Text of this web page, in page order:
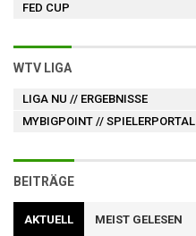
FED CUP
WTV LIGA
LIGA NU // ERGEBNISSE
MYBIGPOINT // SPIELERPORTAL
BEITRÄGE
AKTUELL MEIST GELESEN